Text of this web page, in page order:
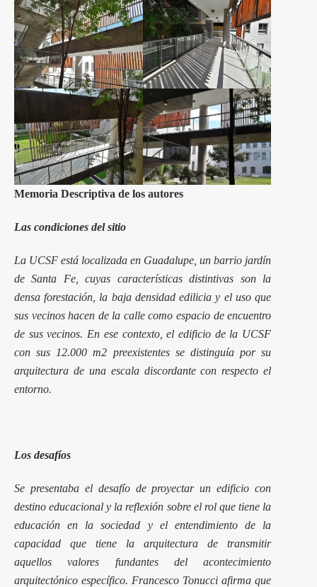
Memoria Descriptiva de los autores
Las condiciones del sitio
La UCSF está localizada en Guadalupe, un barrio jardín
de Santa Fe, cuyas características distintivas son la
densa forestación, la baja densidad edilicia y el uso que
sus vecinos hacen de la calle como espacio de encuentro
de sus vecinos. En ese contexto, el edificio de la UCSF
con sus 12.000 m2 preexistentes se distinguía por su
arquitectura de una escala discordante con respecto el
entorno.
Los desafíos
Se presentaba el desafío de proyectar un edificio con
destino educacional y la reflexión sobre el rol que tiene la
educación en la sociedad y el entendimiento de la
capacidad que tiene la arquitectura de transmitir
aquellos valores fundantes del acontecimiento
arquitectónico específico. Francesco Tonucci afirma que